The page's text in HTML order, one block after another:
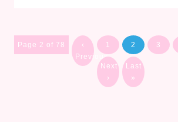
Page 2 of 78
‹
Previous
1 2 3
Next
›
Last
»